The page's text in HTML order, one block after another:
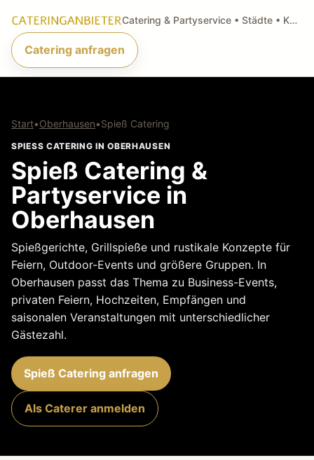
Catering & Partyservice • Städte • Küchenarten • Anfragen
Catering anfragen
Start•Oberhausen•Spieß Catering
SPIESS CATERING IN OBERHAUSEN
Spieß Catering &
Partyservice in
Oberhausen
Spießgerichte, Grillspieße und rustikale Konzepte für
Feiern, Outdoor-Events und größere Gruppen. In
Oberhausen passt das Thema zu Business-Events,
privaten Feiern, Hochzeiten, Empfängen und
saisonalen Veranstaltungen mit unterschiedlicher
Gästezahl.
Spieß Catering anfragen
Als Caterer anmelden